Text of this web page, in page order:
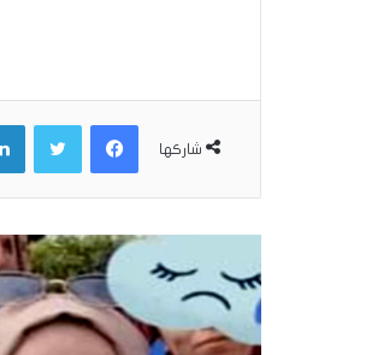
شاركها
فيسبوكتويتر